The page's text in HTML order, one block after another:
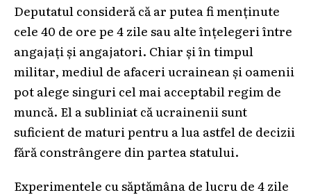
Deputatul consideră că ar putea fi menținute
cele 40 de ore pe 4 zile sau alte înțelegeri între
angajați și angajatori. Chiar și în timpul
militar, mediul de afaceri ucrainean și oamenii
pot alege singuri cel mai acceptabil regim de
muncă. El a subliniat că ucrainenii sunt
suficient de maturi pentru a lua astfel de decizii
fără constrângere din partea statului.
Experimentele cu săptămâna de lucru de 4 zile